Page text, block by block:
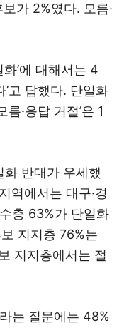
가 2%였다. 모름·
’에 대해서는 4
’고 답했다. 단일화
·응답 거절’은 1
반대가 우세했
역에서는 대구·경
층 63%가 단일화
지지층 76%는
지지층에서는 절
는 질문에는 48%